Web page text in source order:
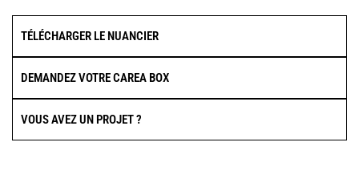
TÉLÉCHARGER LE NUANCIER
DEMANDEZ VOTRE CAREA BOX
VOUS AVEZ UN PROJET ?